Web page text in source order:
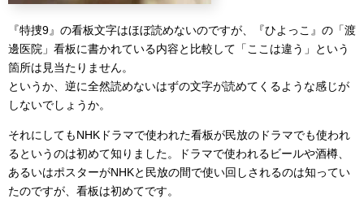
『特捜9』の看板文字はほぼ読めないのですが、『ひよっこ』の「渡
邊医院」看板に書かれている内容と比較して「ここは違う」という
箇所は見当たりません。
というか、逆に全然読めないはずの文字が読めてくるような感じが
しないでしょうか。
それにしてもNHKドラマで使われた看板が民放のドラマでも使われ
るというのは初めて知りました。ドラマで使われるビールや酒樽、
あるいはポスターがNHKと民放の間で使い回しされるのは知ってい
たのですが、看板は初めてです。